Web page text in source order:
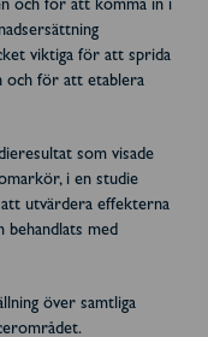
och för att komma in i
viktiga för att sprida
och för att etablera
som visade
i en studie
utvärdera effekterna
med
över samtliga